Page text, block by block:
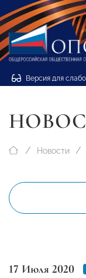
Версия для
Новости
17 Июля 2020